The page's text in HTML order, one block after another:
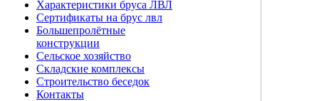
Характеристики бруса ЛВЛ
Сертификаты на брус лвл
Большепролётные
конструкции
Сельское хозяйство
Складские комплексы
Строительство беседок
Контакты